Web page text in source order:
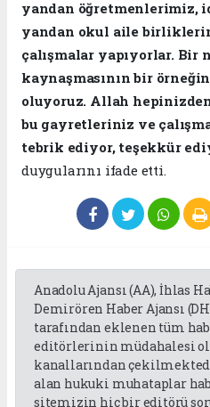
yandan öğretmenlerimiz,
yandan okul aile
çalışmalar yapıyorlar.
kaynaşmasının bir
oluyoruz. Allah
bu gayretleriniz ve
tebrik ediyor, teşekkür
duygularını ifade etti.
Anadolu Ajansı (AA), İhlas
Demirören Haber Ajansı
tarafından eklenen tüm
editörlerinin müdahalesi
kanallarından
alan hukuki muhataplar
sitemizin hiç bir editörü